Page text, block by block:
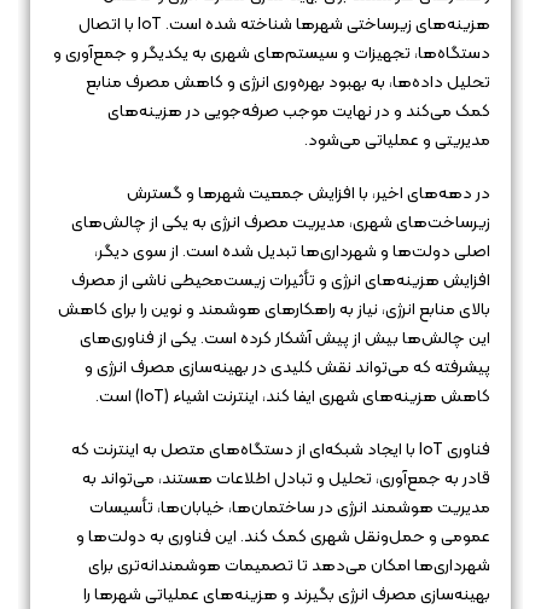
هزینه‌های زیرساختی شهرها شناخته شده است. IoT با اتصال
دستگاه‌ها، تجهیزات و سیستم‌های شهری به یکدیگر و جمع‌آوری و
تحلیل داده‌ها، به بهبود بهره‌وری انرژی و کاهش مصرف منابع
کمک می‌کند و در نهایت موجب صرفه‌جویی در هزینه‌های
مدیریتی و عملیاتی می‌شود.
در دهه‌های اخیر، با افزایش جمعیت شهرها و گسترش
زیرساخت‌های شهری، مدیریت مصرف انرژی به یکی از چالش‌های
اصلی دولت‌ها و شهرداری‌ها تبدیل شده است. از سوی دیگر،
افزایش هزینه‌های انرژی و تأثیرات زیست‌محیطی ناشی از مصرف
بالای منابع انرژی، نیاز به راهکارهای هوشمند و نوین را برای کاهش
این چالش‌ها بیش از پیش آشکار کرده است. یکی از فناوری‌های
پیشرفته که می‌تواند نقش کلیدی در بهینه‌سازی مصرف انرژی و
کاهش هزینه‌های شهری ایفا کند، اینترنت اشیاء (IoT) است.
فناوری IoT با ایجاد شبکه‌ای از دستگاه‌های متصل به اینترنت که
قادر به جمع‌آوری، تحلیل و تبادل اطلاعات هستند، می‌تواند به
مدیریت هوشمند انرژی در ساختمان‌ها، خیابان‌ها، تأسیسات
عمومی و حمل‌ونقل شهری کمک کند. این فناوری به دولت‌ها و
شهرداری‌ها امکان می‌دهد تا تصمیمات هوشمندانه‌تری برای
بهینه‌سازی مصرف انرژی بگیرند و هزینه‌های عملیاتی شهرها را